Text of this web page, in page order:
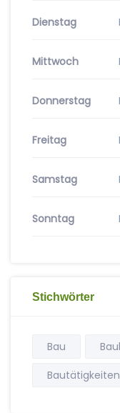
Dienstag
Mittwoch
Donnerstag
Freitag
Samstag
Sonntag
Stichwörter
Bau
Bautätigkeiten